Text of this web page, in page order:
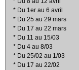
* Du 1er au 6 avril
* Du 25 au 29 mars
* Du 17 au 22 mars
* Du 11 au 15/03
* Du 4 au 8/03
* Du 25/02 au 1/03
* Du 17 au 22/02